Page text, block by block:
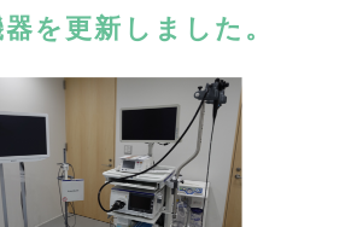
を更新しました。